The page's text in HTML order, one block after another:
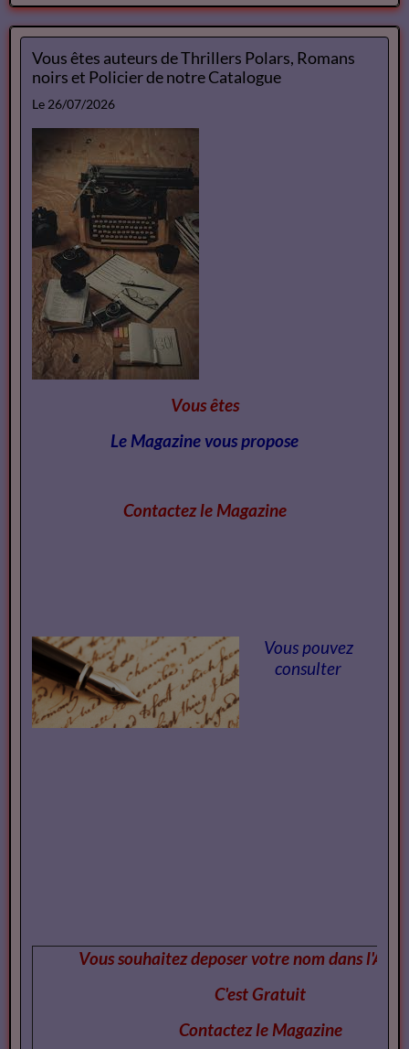
Vous êtes auteurs de Thrillers Polars, Romans
noirs et Policier de notre Catalogue
Le 26/07/2026
Vous êtes
Le Magazine vous propose
Contactez le Magazine
Vous pouvez
consulter
Vous souhaitez deposer votre nom dans
C'est Gratuit
Contactez le Magazine